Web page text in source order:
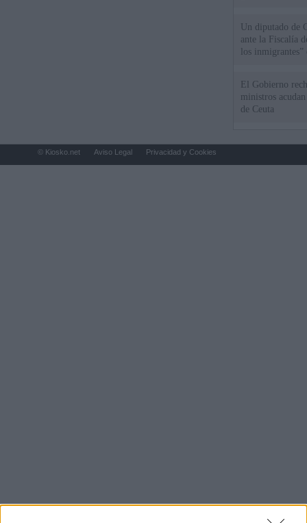
Un diputado de
ante la Fiscalía
los inmigrantes”
El Gobierno
ministros
de Ceuta
© Kiosko.net Aviso Legal Privacidad y Cookies